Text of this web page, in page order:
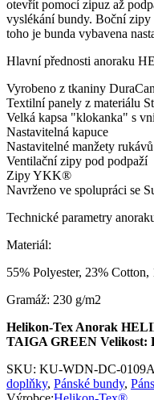
otevřít pomocí zipuz až
vyslékání bundy. Boční
toho je bunda vybavena
Hlavní přednosti anoraku
Vyrobeno z tkaniny
Textilní panely z materiálu
Velká kapsa "klokanka" s
Nastavitelná kapuce
Nastavitelné manžety
Ventilační zipy pod podpaží
Zipy YKK®
Navrženo ve spolupráci se
Technické parametry
Materiál:
55% Polyester, 23%
Gramáž: 230 g/m2
Helikon-Tex Anorak
TAIGA GREEN Velikost:
SKU: KU-WDN-DC-
doplňky, Pánské bundy,